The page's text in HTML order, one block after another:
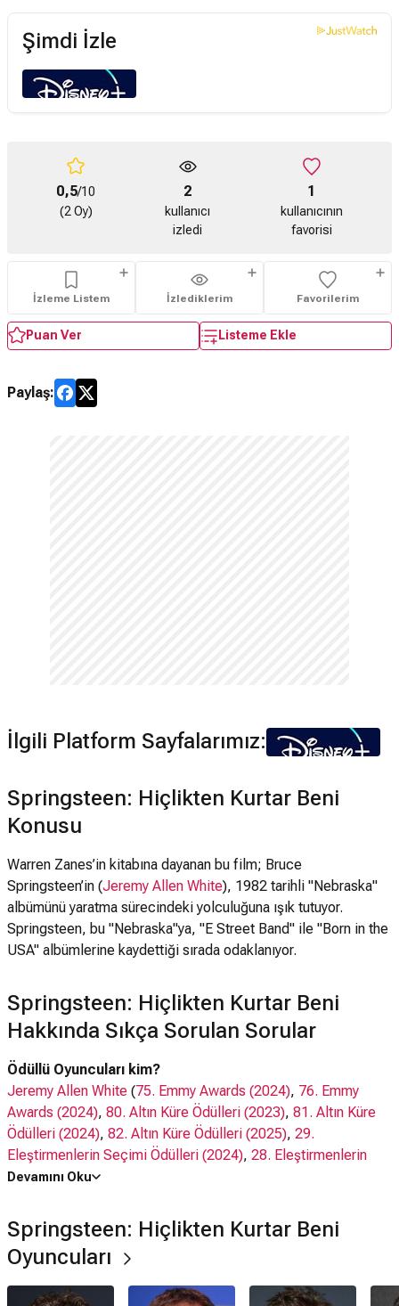
Şimdi İzle
0,5/10
(2 Oy)
2
kullanıcı
izledi
1
kullanıcının
favorisi
İzleme Listem İzlediklerim Favorilerim
Puan Ver Listeme Ekle
Paylaş:
İlgili Platform Sayfalarımız:
Springsteen: Hiçlikten Kurtar Beni
Konusu
Warren Zanes’in kitabına dayanan bu film; Bruce
Springsteen’in (Jeremy Allen White), 1982 tarihli "Nebraska"
albümünü yaratma sürecindeki yolculuğuna ışık tutuyor.
Springsteen, bu "Nebraska"ya, "E Street Band" ile "Born in the
USA" albümlerine kaydettiği sırada odaklanıyor.
Springsteen: Hiçlikten Kurtar Beni
Hakkında Sıkça Sorulan Sorular
Ödüllü Oyuncuları kim?
Jeremy Allen White (75. Emmy Awards (2024), 76. Emmy
Awards (2024), 80. Altın Küre Ödülleri (2023), 81. Altın Küre
Ödülleri (2024), 82. Altın Küre Ödülleri (2025), 29.
Eleştirmenlerin Seçimi Ödülleri (2024), 28. Eleştirmenlerin
Seçimi Ödülleri (2023)
Stephen Graham
77. Emmy Awards (2025)
83. Altın Küre
Ödülleri (2026),31. Eleştirmenlerin Seçimi Ödülleri (2026)
17. Actor Awards (2011)
Independent Spirit Awards (2026),37. Producers Guild
Devamını Oku
Springsteen: Hiçlikten Kurtar Beni
Oyuncuları